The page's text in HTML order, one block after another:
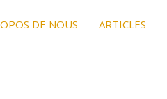
DE NOUS ARTICLES